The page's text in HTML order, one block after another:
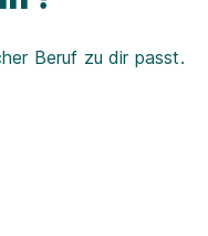
Beruf zu dir passt.